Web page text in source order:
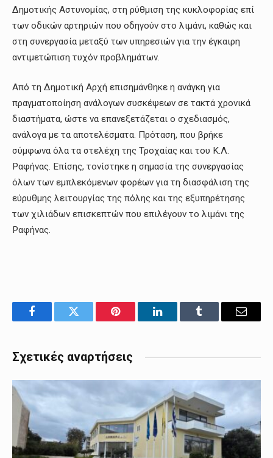
Δημοτικής Αστυνομίας, στη ρύθμιση της κυκλοφορίας επί
των οδικών αρτηριών που οδηγούν στο λιμάνι, καθώς και
στη συνεργασία μεταξύ των υπηρεσιών για την έγκαιρη
αντιμετώπιση τυχόν προβλημάτων.
Από τη Δημοτική Αρχή επισημάνθηκε η ανάγκη για
πραγματοποίηση ανάλογων συσκέψεων σε τακτά χρονικά
διαστήματα, ώστε να επανεξετάζεται ο σχεδιασμός,
ανάλογα με τα αποτελέσματα. Πρόταση, που βρήκε
σύμφωνα όλα τα στελέχη της Τροχαίας και του Κ.Λ.
Ραφήνας. Επίσης, τονίστηκε η σημασία της συνεργασίας
όλων των εμπλεκόμενων φορέων για τη διασφάλιση της
εύρυθμης λειτουργίας της πόλης και της εξυπηρέτησης
των χιλιάδων επισκεπτών που επιλέγουν το λιμάνι της
Ραφήνας.
FacebookTwitter Pinterest LinkedInTumblr Email
Σχετικές αναρτήσεις